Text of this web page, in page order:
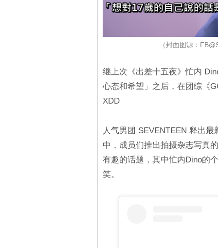
（封面图源：
继上次《出差十五夜》忙内
心态和希望」之后，在团综《
XDD
人气男团 SEVENTEEN 释出
中，成员们推出拍摄杂志写真
有趣的话题，其中忙内Dino的
笑。